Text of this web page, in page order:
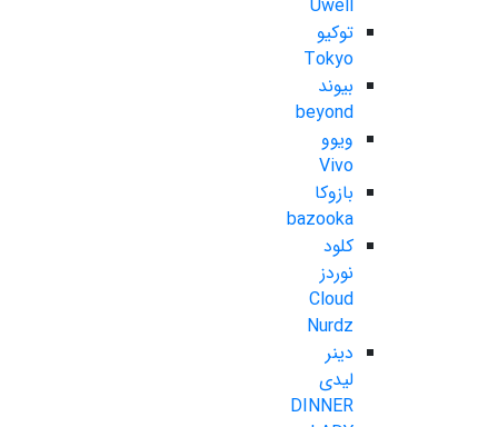
Uwell
توکیو
Tokyo
بیوند
beyond
ویوو
Vivo
بازوکا
bazooka
کلود
نوردز
Cloud
Nurdz
دینر
لیدی
DINNER